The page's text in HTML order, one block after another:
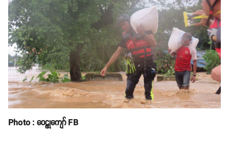
Photo : ဝေဠုကျော် FB